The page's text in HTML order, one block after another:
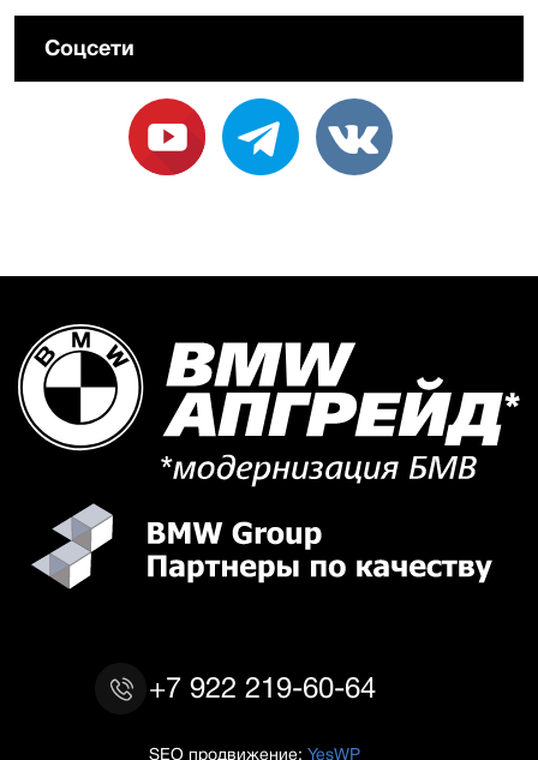
Соцсети
+7 922 219-60-64
SEO продвижение: YesWP